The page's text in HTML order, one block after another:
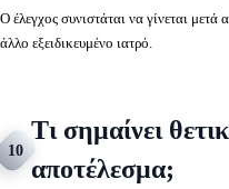
Ο έλεγχος συνιστάται να γίνεται
άλλο εξειδικευμένο ιατρό.
10
Τι σημαίνει
αποτέλεσμα;